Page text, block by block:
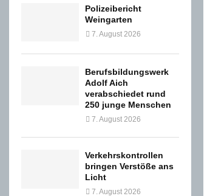
Polizeibericht
Weingarten
7. August 2026
Berufsbildungswerk
Adolf Aich
verabschiedet rund
250 junge Menschen
7. August 2026
Verkehrskontrollen
bringen Verstöße ans
Licht
7. August 2026